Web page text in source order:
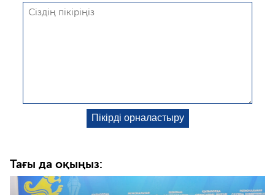
Тағы да оқыңыз: